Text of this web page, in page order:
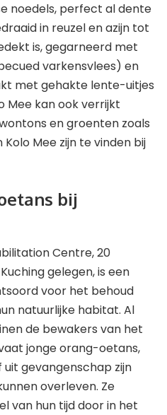
noedels, perfect al dente
in reuzel en azijn tot
is, gegarneerd met
varkensvlees) en
met gehakte lente-uitjes
Mee kan ook verrijkt
en groenten zoals
Mee zijn te vinden bij
bij
Centre, 20
gelegen, is een
voor het behoud
natuurlijke habitat. Al
de bewakers van het
jonge orang-oetans,
uit gevangenschap zijn
overleven. Ze
van hun tijd door in het